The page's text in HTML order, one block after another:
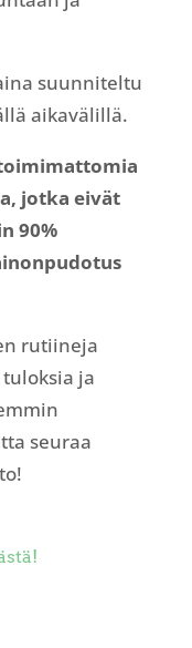
suunniteltu
aikavälillä.
jotka eivät
90%
rutiineja
ja
seuraa